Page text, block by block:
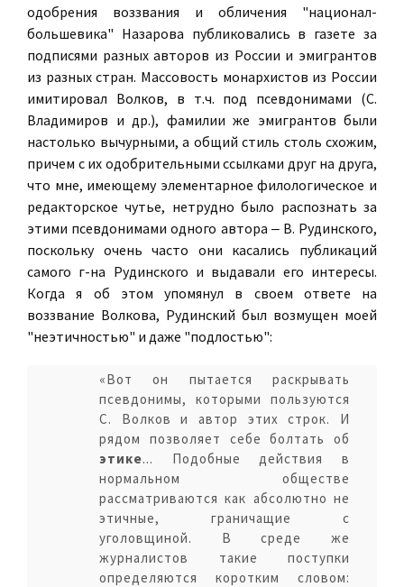
одобрения воззвания и обличения "национал-
большевика" Назарова публиковались в газете за
подписями разных авторов из России и эмигрантов
из разных стран. Массовость монархистов из России
имитировал Волков, в т.ч. под псевдонимами (С.
Владимиров и др.), фамилии же эмигрантов были
настолько вычурными, а общий стиль столь схожим,
причем с их одобрительными ссылками друг на друга,
что мне, имеющему элементарное филологическое и
редакторское чутье, нетрудно было распознать за
этими псевдонимами одного автора ‒ В. Рудинского,
поскольку очень часто они касались публикаций
самого г-на Рудинского и выдавали его интересы.
Когда я об этом упомянул в своем ответе на
воззвание Волкова, Рудинский был возмущен моей
"неэтичностью" и даже "подлостью":
«Вот он пытается раскрывать
псевдонимы, которыми пользуются
С. Волков и автор этих строк. И
рядом позволяет себе болтать об
этике... Подобные действия в
нормальном обществе
рассматриваются как абсолютно не
этичные, граничащие с
уголовщиной. В среде же
журналистов такие поступки
определяются коротким словом: